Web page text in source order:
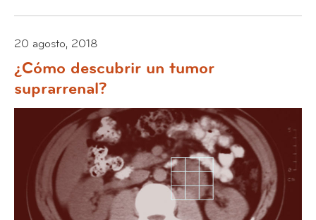
20 agosto, 2018
¿Cómo descubrir un tumor
suprarrenal?